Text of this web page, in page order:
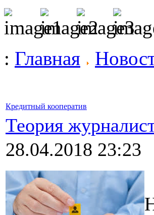
: Главная
Кредитный кооператив
Теория
28.04.2018 23:23